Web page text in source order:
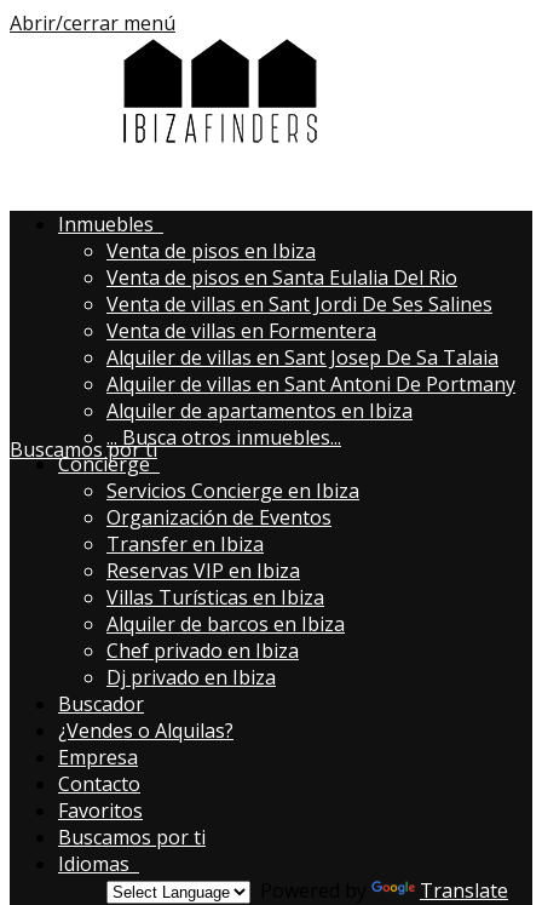
Abrir/cerrar menú
infoastri@aibizafinders.com
667 47 02 43
Buscamos por ti
Inmuebles
Venta de pisos en Ibiza
Venta de pisos en Santa Eulalia Del Rio
Venta de villas en Sant Jordi De Ses Salines
Venta de villas en Formentera
Alquiler de villas en Sant Josep De Sa Talaia
Alquiler de villas en Sant Antoni De Portmany
Alquiler de apartamentos en Ibiza
... Busca otros inmuebles...
Concierge
Servicios Concierge en Ibiza
Organización de Eventos
Transfer en Ibiza
Reservas VIP en Ibiza
Villas Turísticas en Ibiza
Alquiler de barcos en Ibiza
Chef privado en Ibiza
Dj privado en Ibiza
Buscador
¿Vendes o Alquilas?
Empresa
Contacto
Favoritos
Buscamos por ti
Idiomas
Translate